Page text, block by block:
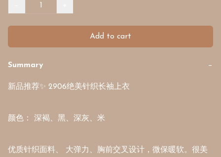
Add to cart
Summary −
新品推荐✨ 2906绝美针织长袖上衣
颜色： 深褐、黑、深灰、米
优质针织面料、 大弹力、胸前交叉设计，微保暖软。很美